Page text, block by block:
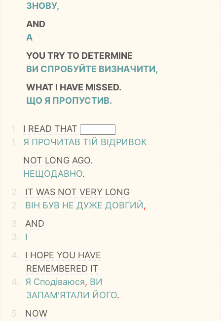
ЗНОВУ,
AND
А
YOU TRY TO DETERMINE
ВИ СПРОБУЙТЕ ВИЗНАЧИТИ,
WHAT I HAVE MISSED.
ЩО Я ПРОПУСТИВ.
1. I READ THAT
1.
Я ПРОЧИТАВ ТІЙ ВІДРИВОК
NOT LONG AGO.
НЕЩОДАВНО.
2.
IT WAS NOT VERY LONG
2.
ВІН БУВ НЕ ДУЖЕ ДОВГИЙ,
3.
AND
3.
І
4.
I HOPE YOU HAVE
REMEMBERED IT
4.
Я Сподіваюся, ВИ
ЗАПАМ'ЯТАЛИ ЙОГО.
5.
NOW